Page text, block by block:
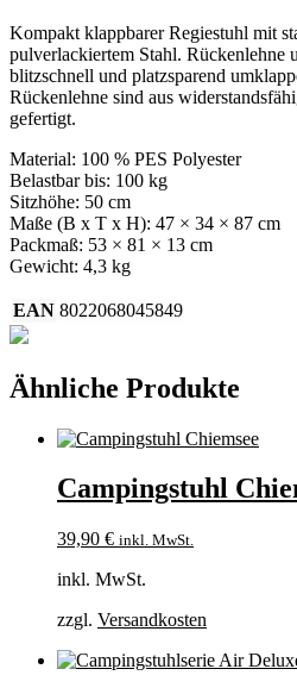
Kompakt klappbarer Regiestuhl mit
pulverlackiertem Stahl. Rückenlehne
blitzschnell und platzsparend
Rückenlehne sind aus
gefertigt.
Material: 100 % PES Polyester
Belastbar bis: 100 kg
Sitzhöhe: 50 cm
Maße (B x T x H): 47 × 34 × 87 cm
Packmaß: 53 × 81 × 13 cm
Gewicht: 4,3 kg
EAN 8022068045849
Ähnliche Produkte
Campingstuhl
39,90 € inkl. MwSt.
inkl. MwSt.
zzgl. Versandkosten